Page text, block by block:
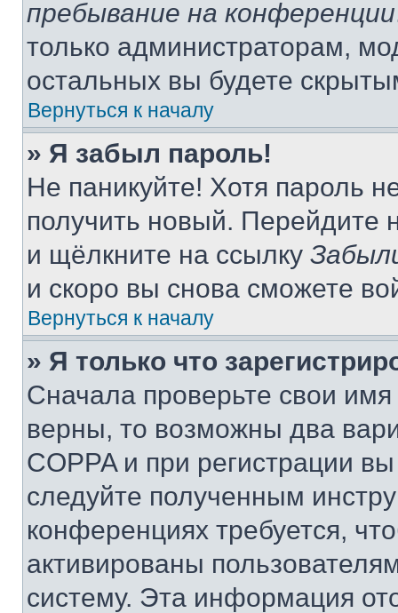
пребывание на конференции
только администраторам,
остальных вы будете
Вернуться к началу
» Я забыл пароль!
Не паникуйте! Хотя пароль
получить новый. Перейдите
и щёлкните на ссылку
и скоро вы снова сможете
Вернуться к началу
» Я только что
Сначала проверьте свои
верны, то возможны два
COPPA и при регистрации
следуйте полученным
конференциях требуется,
активированы
систему. Эта информация